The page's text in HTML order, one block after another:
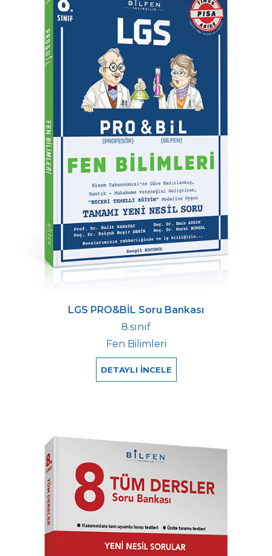
LGS PRO&BİL Soru Bankası
8.sınıf
Fen Bilimleri
DETAYLI İNCELE